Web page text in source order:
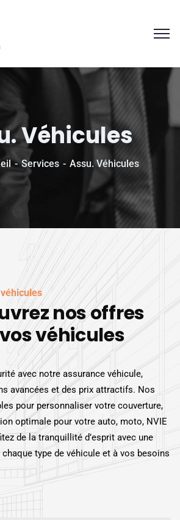
cookies
Véhicules
Services Assu. Véhicules
nos offres
véhicules
avec notre assurance véhicule,
avancées et des prix attractifs. Nos
pour personnaliser votre couverture,
optimale pour votre auto, moto, NVIE
de la tranquillité d’esprit avec une
type de véhicule et à vos besoins